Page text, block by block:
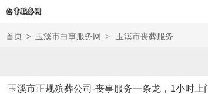
首页 > 玉溪市白事服务网 > 玉溪市丧葬服务
玉溪市正规殡葬公司-丧事服务一条龙，1小时上